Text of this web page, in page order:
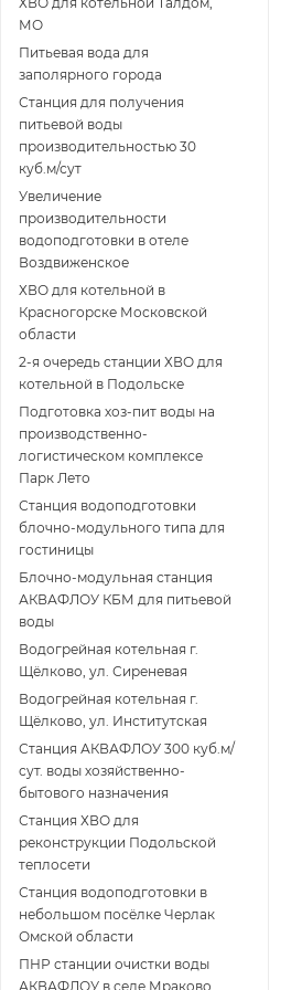
МО
Питьевая вода для
заполярного города
Станция для получения
питьевой воды
производительностью 30
куб.м/сут
Увеличение
производительности
водоподготовки в отеле
Воздвиженское
ХВО для котельной в
Красногорске Московской
области
2-я очередь станции ХВО для
котельной в Подольске
Подготовка хоз-пит воды на
производственно-
логистическом комплексе
Парк Лето
Станция водоподготовки
блочно-модульного типа для
гостиницы
Блочно-модульная станция
АКВАФЛОУ КБМ для питьевой
воды
Водогрейная котельная г.
Щёлково, ул. Сиреневая
Водогрейная котельная г.
Щёлково, ул. Институтская
Станция АКВАФЛОУ 300 куб.м/
сут. воды хозяйственно-
бытового назначения
Станция ХВО для
реконструкции Подольской
теплосети
Станция водоподготовки в
небольшом посёлке Черлак
Омской области
ПНР станции очистки воды
АКВАФЛОУ в селе Мраково